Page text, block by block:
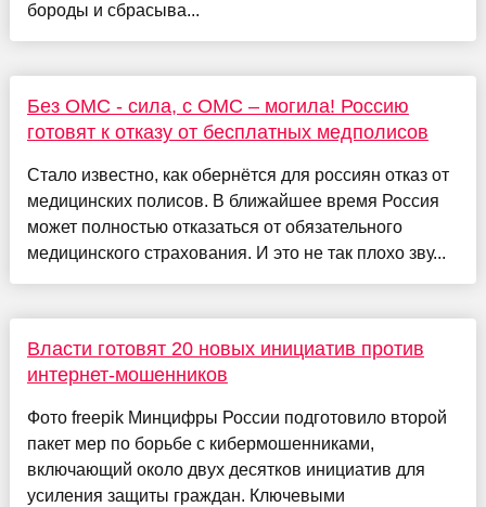
бороды и сбрасыва...
Без ОМС - сила, с ОМС – могила! Россию
готовят к отказу от бесплатных медполисов
Стало известно, как обернётся для россиян отказ от
медицинских полисов. В ближайшее время Россия
может полностью отказаться от обязательного
медицинского страхования. И это не так плохо зву...
Власти готовят 20 новых инициатив против
интернет-мошенников
Фото freepik Минцифры России подготовило второй
пакет мер по борьбе с кибермошенниками,
включающий около двух десятков инициатив для
усиления защиты граждан. Ключевыми